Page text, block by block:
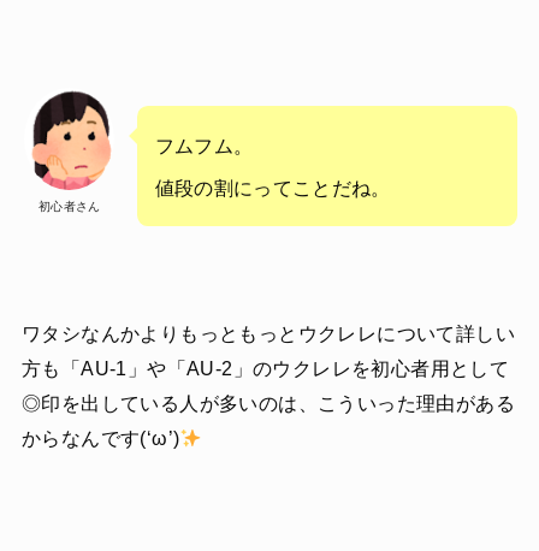
初心者さん
フムフム。
値段の割にってことだね。
ワタシなんかよりもっともっとウクレレについて詳しい
方も「AU-1」や「AU-2」のウクレレを初心者用として
◎印を出している人が多いのは、こういった理由がある
からなんです(‘ω’)